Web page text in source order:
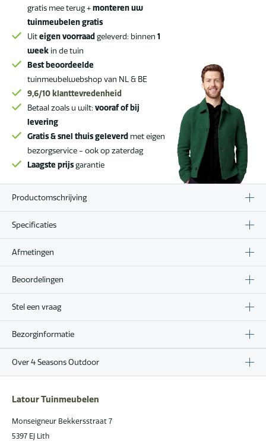
gratis mee terug +monteren uw
tuinmeubelen gratis
Uiteigen voorraadgeleverd: binnen 1
week in de tuin
Best beoordeelde
tuinmeubelwebshop van NL & BE
9,6/10klanttevredenheid
Betaal zoals u wilt: vooraf of bij
levering
Gratis & snel thuis geleverd met eigen
bezorgservice - ook op zaterdag
Laagste prijsgarantie
Productomschrijving
Specificaties
Afmetingen
Beoordelingen
Stel een vraag
Bezorginformatie
Over 4 Seasons Outdoor
Latour Tuinmeubelen
Monseigneur Bekkersstraat 7
5397 EJ Lith